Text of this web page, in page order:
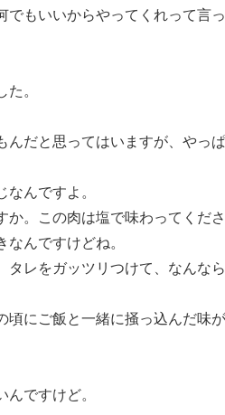
もいいからやってくれって言
。
だと思ってはいますが、やっ
んですよ。
。この肉は塩で味わってくださ
んですけどね。
レをガッツリつけて、なんな
にご飯と一緒に掻っ込んだ味
ですけど。